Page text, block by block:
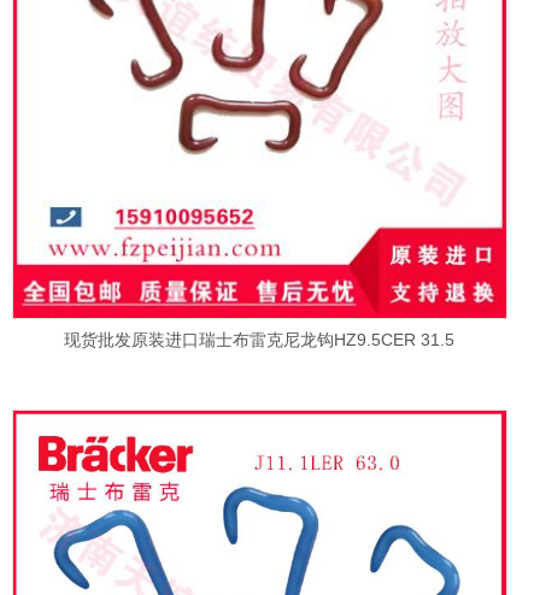
现货批发原装进口瑞士布雷克尼龙钩HZ9.5CER 31.5